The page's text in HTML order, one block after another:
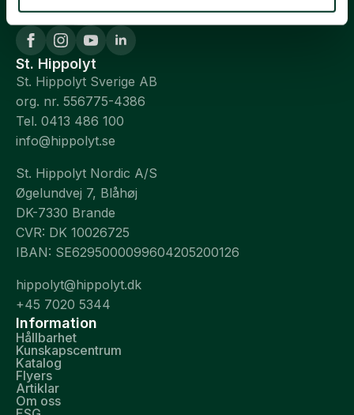
St. Hippolyt
St. Hippolyt Sverige AB
org. nr. 556775-4386
Tel. 0413 486 100
info@hippolyt.se
St. Hippolyt Nordic A/S
Øgelundvej 7, Blåhøj
DK-7330 Brande
CVR: DK 10026725
IBAN: SE6295000099604205200126
hippolyt@hippolyt.dk
+45 7020 5344
Information
Hållbarhet
Kunskapscentrum
Katalog
Flyers
Artiklar
Om oss